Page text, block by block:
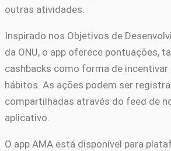
outras atividades.
Inspirado nos Objetivos de
da ONU, o app oferece pontuações,
cashbacks como forma de incentivar
hábitos. As ações podem ser
compartilhadas através do feed de
aplicativo.
O app AMA está disponível para